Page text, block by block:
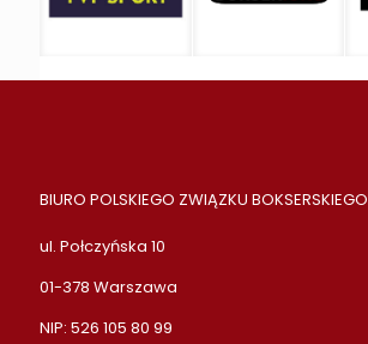
BIURO POLSKIEGO ZWIĄZKU BOKSERSKIEGO
ul. Połczyńska 10
01-378 Warszawa
NIP: 526 105 80 99